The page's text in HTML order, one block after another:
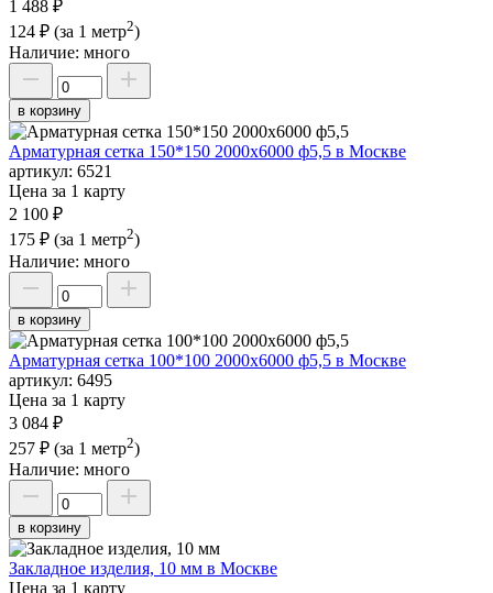
1 488 ₽
124 ₽ (за 1 метр2)
Наличие: много
в корзину
Арматурная сетка 150*150 2000х6000 ф5,5 в Москве
артикул: 6521
Цена за 1 карту
2 100 ₽
175 ₽ (за 1 метр2)
Наличие: много
в корзину
Арматурная сетка 100*100 2000х6000 ф5,5 в Москве
артикул: 6495
Цена за 1 карту
3 084 ₽
257 ₽ (за 1 метр2)
Наличие: много
в корзину
Закладное изделия, 10 мм в Москве
Цена за 1 карту